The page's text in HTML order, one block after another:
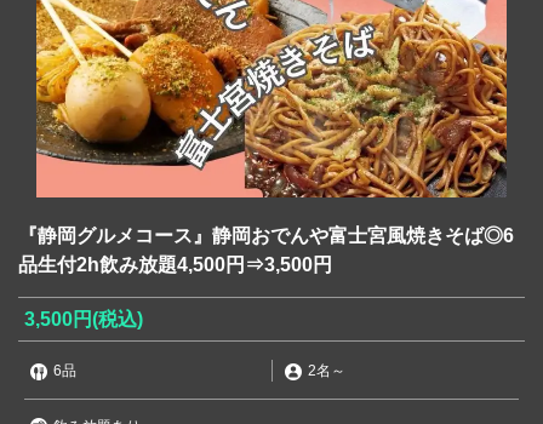
『静岡グルメコース』静岡おでんや富士宮風焼きそば◎6
品生付2h飲み放題4,500円⇒3,500円
3,500円(税込)
6品 2名 ～